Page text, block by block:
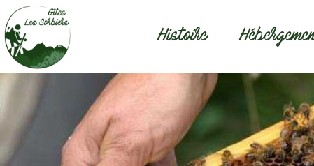
Histoire